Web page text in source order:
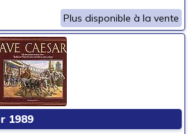
Plus disponible à la vente
1989